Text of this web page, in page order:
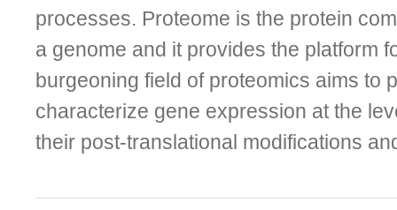
processes. Proteome is the protein
a genome and it provides the platform
burgeoning field of proteomics aims to
characterize gene expression at the
their post-translational modifications